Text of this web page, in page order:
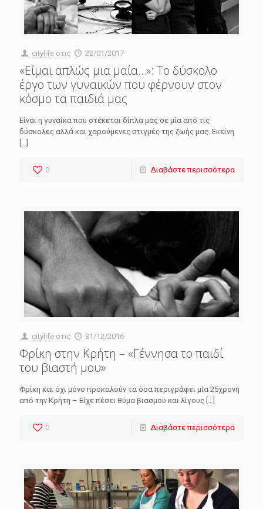
citylife στις 22/01/2017
«Είμαι απλώς μια μαία…»: Το δύσκολο
έργο των γυναικών που φέρνουν στον
κόσμο τα παιδιά μας
Είναι η γυναίκα που στέκεται δίπλα μας σε μία από τις
δύσκολες αλλά και χαρούμενες στιγμές της ζωής μας. Εκείνη
0 Διαβάστε περισσότερα
citylife στις 31/12/2016
Φρίκη στην Κρήτη – «Γέννησα το παιδί
του βιαστή μου»
Φρίκη και όχι μόνο προκαλούν τα όσα περιγράφει μία 25χρονη
από την Κρήτη – Είχε πέσει θύμα βιασμού και λίγους
0 Διαβάστε περισσότερα